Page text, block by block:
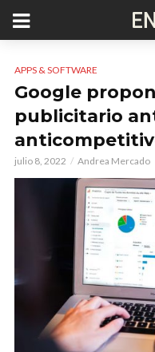
APPS & SOFTWARE
Google
publicitario
julio 8, 2022 Andrea Mercado